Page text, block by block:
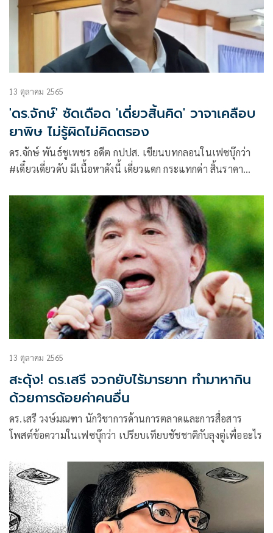
13 ตุลาคม 2565
'ดร.จักษ์' ซัดเดือด 'เดี่ยวสิ้นคิด' วาจาเคลือบ
ยาพิษ ไม่รู้ผิดไม่คิดตรอง
ดร.จักษ์ พันธ์ชูเพชร อดีต กปปส. เขียนบทกลอนในเฟซบุ๊กว่า
#เดี๋ยวเดี่ยวดับ มีเนื้อหาดังนี้ เดี่ยวแดก กระแทกด่า สิ้นราคา
13 ตุลาคม 2565
สะดุ้ง! ดร.เสรี จวกยับไร้มารยาท ทำมาหากิน
ด้วยการด้อยค่าคนอื่น
ดร.เสรี วงษ์มณฑา นักวิชาการด้านการตลาดและการสื่อสาร
โพสต์ข้อความในเฟซบุ๊กว่า เปรียบเทียบชัชชาติกับลุงตู่เพื่ออะไร